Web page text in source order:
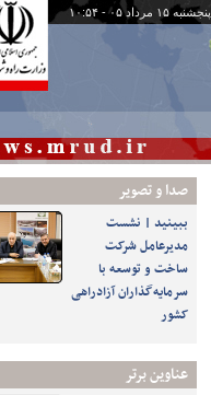
پنجشنبه ۱۵ مرداد ۰۵ - ۱۰:۵۴
صدا و تصوير
ببینید | نشست
مدیرعامل شرکت
ساخت و توسعه با
سرمایه‌گذاران آزادراهی
کشور
عناوین برتر